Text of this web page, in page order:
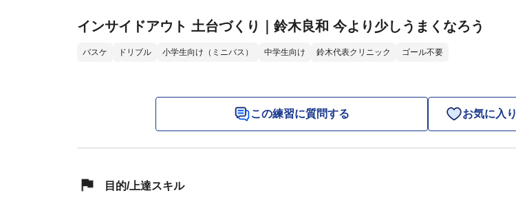
インサイドアウト 土台づくり｜鈴木良和 今より少しうまくなろう
バスケ ドリブル 小学生向け（ミニバス） 中学生向け 鈴木代表クリニック ゴール不要
この練習に質問する お気に入り
目的/上達スキル